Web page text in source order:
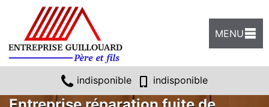
MENU
indisponible indisponible